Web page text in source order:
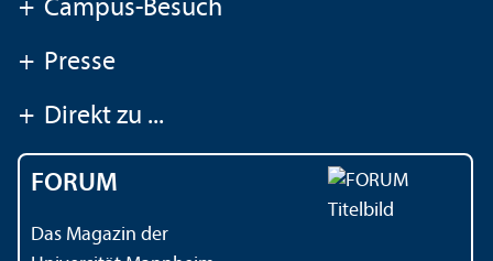
+ Campus-Besuch
+ Presse
+ Direkt zu ...
FORUM
Das Magazin der